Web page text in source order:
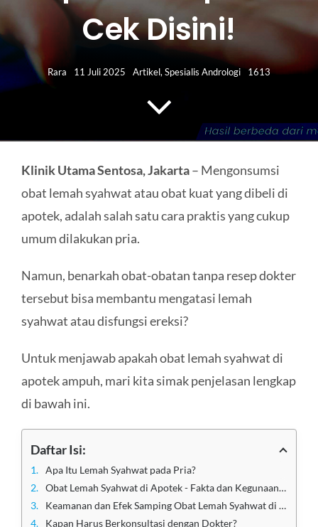
Search
for:
Cek Disini!
Rara 11 Juli 2025 Artikel,Spesialis Andrologi 1613
Klinik Utama Sentosa, Jakarta– Mengonsumsi
obat lemah syahwat atau obat kuat yang dibeli di
apotek, adalah salah satu cara praktis yang cukup
umum dilakukan pria.
Namun, benarkah obat-obatan tanpa resep dokter
tersebut bisa membantu mengatasi lemah
syahwat atau disfungsi ereksi?
Untuk menjawab apakah obat lemah syahwat di
apotek ampuh, mari kita simak penjelasan lengkap
di bawah ini.
Daftar Isi:
Apa Itu Lemah Syahwat pada Pria?
Obat Lemah Syahwat di Apotek - Fakta dan Kegunaannya
Keamanan dan Efek Samping Obat Lemah Syahwat di Apotek
Kapan Harus Berkonsultasi dengan Dokter?